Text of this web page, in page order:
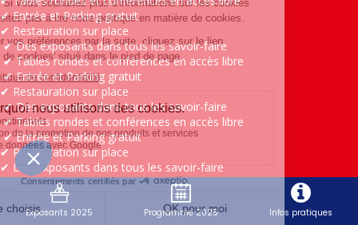
✔︎ Entrée et Parking gratuit
✔︎ Restauration sur place
✔︎ Des exposants dans tous les savoir-faire
✔︎ Tables rondes et conférences en accès libre
✔︎ Entrée et Parking gratuit
✔︎ Restauration sur place
✔︎ Des exposants dans tous les savoir-faire
✔︎ Tables rondes et conférences en accès libre
✔︎ Entrée et Parking gratuit
✔︎ Restauration sur place
✔︎ Des exposants dans tous les savoir-faire
✔︎ Tables rondes et conférences en accès libre
✔︎ Entrée et Parking gratuit
✔︎ Restauration sur place
Exposants 2025 Programme 2025 Infos pratiques